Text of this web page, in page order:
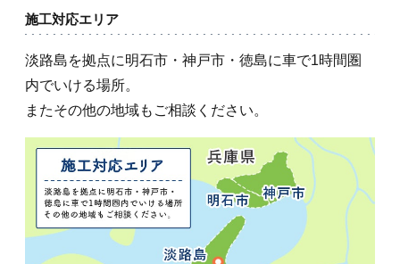
施工対応エリア
淡路島を拠点に明石市・神戸市・徳島に車で1時間圏
内でいける場所。
またその他の地域もご相談ください。